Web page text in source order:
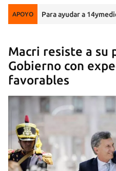
APOYO Para ayudar a
Macri resiste a su
Gobierno con
favorables